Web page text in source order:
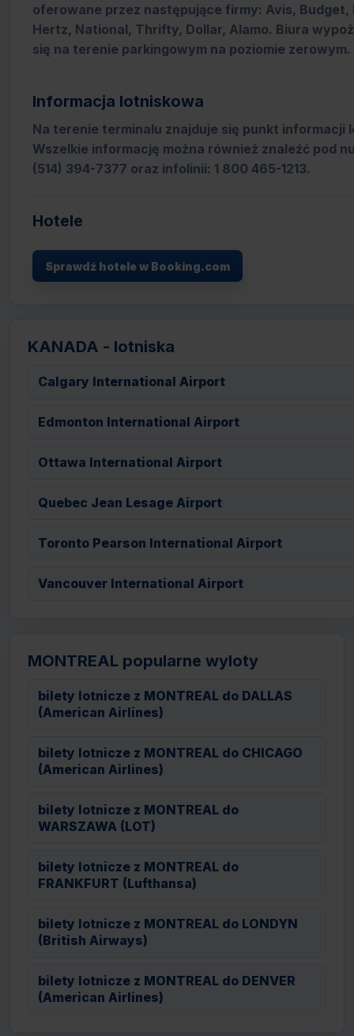
oferowane przez następujące firmy: Avis, Budget,
Hertz, National, Thrifty, Dollar, Alamo. Biura
się na terenie parkingowym na poziomie zerowym.
Informacja lotniskowa
Na terenie terminalu znajduje się punkt informacji
Wszelkie informację można również znaleźć pod
(514) 394-7377 oraz infolinii: 1 800 465-1213.
Hotele
Sprawdź hotele w Booking.com
KANADA - lotniska
Calgary International Airport
Edmonton International Airport
Ottawa International Airport
Quebec Jean Lesage Airport
Toronto Pearson International Airport
Vancouver International Airport
MONTREAL popularne wyloty
bilety lotnicze z MONTREAL do DALLAS
(American Airlines)
bilety lotnicze z MONTREAL do CHICAGO
(American Airlines)
bilety lotnicze z MONTREAL do
WARSZAWA (LOT)
bilety lotnicze z MONTREAL do
FRANKFURT (Lufthansa)
bilety lotnicze z MONTREAL do LONDYN
(British Airways)
bilety lotnicze z MONTREAL do DENVER
(American Airlines)